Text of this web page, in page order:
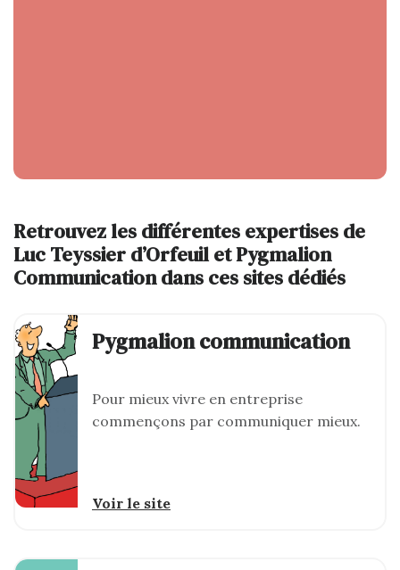
Retrouvez les différentes expertises de
Luc Teyssier d’Orfeuil et Pygmalion
Communication dans ces sites dédiés
Pygmalion communication
Pour mieux vivre en entreprise
commençons par communiquer mieux.
Voir le site